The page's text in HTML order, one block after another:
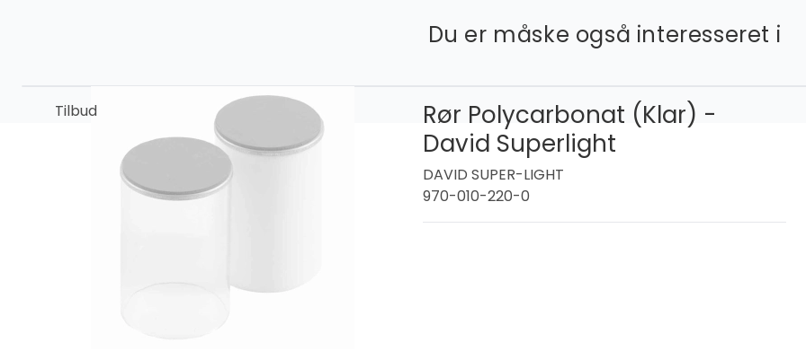
Du er måske også interesseret i
Tilbud
Rør Polycarbonat (Klar) -
David Superlight
DAVID SUPER-LIGHT
970-010-220-0